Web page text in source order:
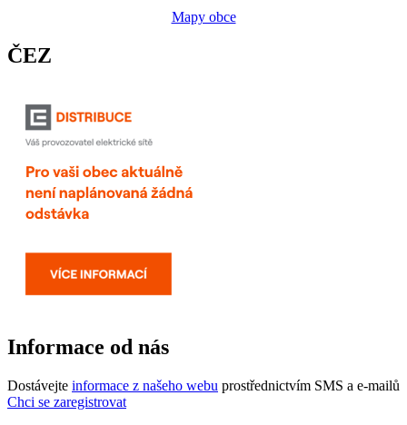
Mapy obce
ČEZ
Informace od nás
Dostávejte informace z našeho webu prostřednictvím SMS a e-mailů
Chci se zaregistrovat